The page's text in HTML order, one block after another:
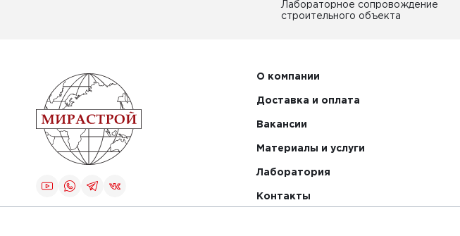
Лабораторное сопровождение
строительного объекта
О компании
Доставка и оплата
Вакансии
Материалы и услуги
Лаборатория
Контакты